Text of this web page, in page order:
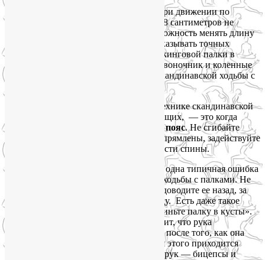
Что касается треккинговых палок, то при движении по
ровной поверхности они должны на 5-8 сантиметров не
доходить до подмышек. Впрочем, возможность менять длину
телескопической палки позволяет не указывать точных
формул подбора. Основная задача треккинговой палки в
пешеходном туризме — разгрузить позвоночник и коленные
суставы. Однако вернемся к технике скандинавской ходьбы с
Самая распространенная ошибка в технике скандинавской
ходьбы с палками, особенно у начинающих, — это когда
недостаточно задействован плечевой пояс. Не сгибайте
локти, отталкиваясь палками! Руки выпрямлены, задействуйте
мышцы плеч, лопаток, всей верхней части спины.
— еще одна типичная ошибка
при освоении техники скандинавской ходьбы с палками. Не
останавливайте руку на уровне бедер, доводите ее назад, за
спину, на полную доступную амплитуду. Есть даже такое
упражнение, которое называется «Выкиньте палку в кусты».
«Кусты» находятся за спиной. Это значит, что рука
продолжает отводить палку назад даже после того, как она
оторвалась от асфальта или грунта. Для этого приходится
дополнительно задействовать мышцы рук — бицепсы и